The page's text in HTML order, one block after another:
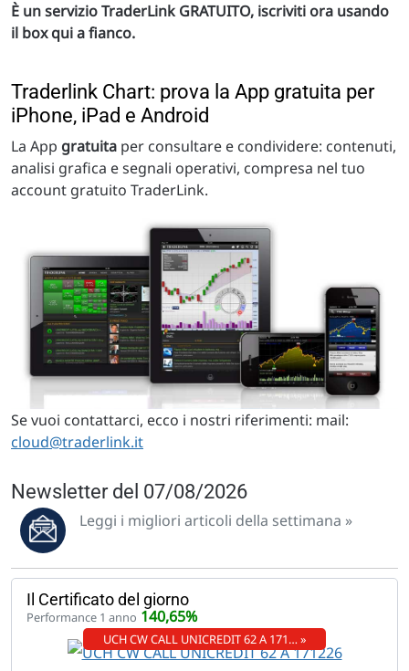
È un servizio TraderLink GRATUITO, iscriviti ora usando
il box qui a fianco.
Traderlink Chart: prova la App gratuita per
iPhone, iPad e Android
La App gratuita per consultare e condividere: contenuti,
analisi grafica e segnali operativi, compresa nel tuo
account gratuito TraderLink.
Se vuoi contattarci, ecco i nostri riferimenti: mail:
cloud@traderlink.it
Newsletter del 07/08/2026
Leggi i migliori articoli della settimana »
Il Certificato del giorno
Performance 1 anno 140,65%
UCH CW CALL UNICREDIT 62 A 171… »